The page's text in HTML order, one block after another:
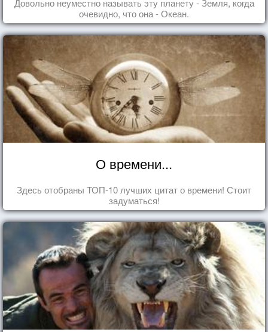
Довольно неуместно называть эту планету - Земля, когда
очевидно, что она - Океан.
О времени...
Здесь отобраны ТОП-10 лучших цитат о времени! Стоит
задуматься!